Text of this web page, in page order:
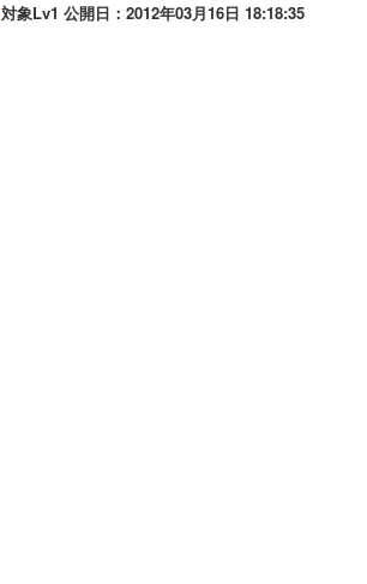
対象Lv1 公開日：2012年03月16日 18:18:35